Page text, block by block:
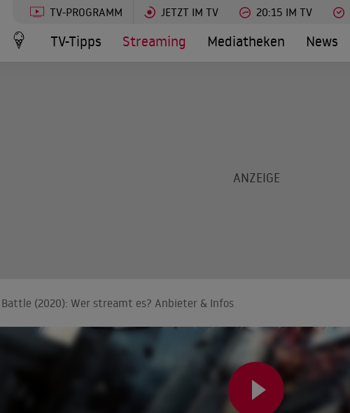
TV-PROGRAMM JETZT IM TV 20:15 IM TV
TV-Tipps Streaming Mediatheken News
(2020): Wer streamt es? Anbieter & Infos